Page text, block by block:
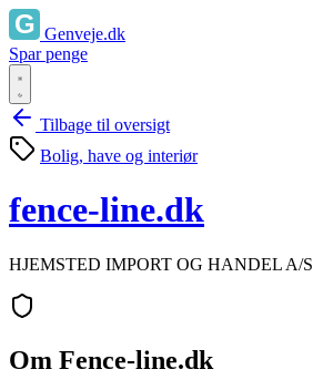
Genveje.dk
Spar penge
Tilbage til oversigt
Bolig, have og interiør
fence-line.dk
HJEMSTED IMPORT OG HANDEL A/S
Om Fence-line.dk